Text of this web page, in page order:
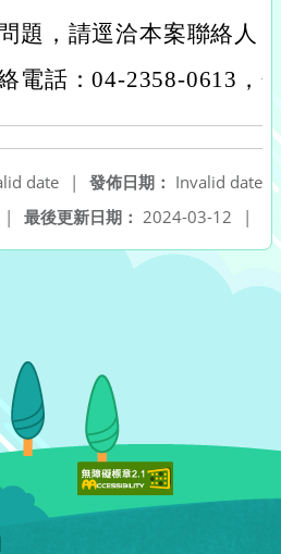
題，請逕洽本案聯絡人
電話：04-2358-0613，
發佈日期： Invalid date
date
|
最後更新日期： 2024-03-12 |
|
|